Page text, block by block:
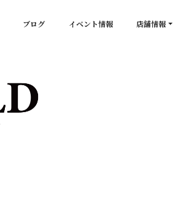
ブログ イベント情報 店舗情報